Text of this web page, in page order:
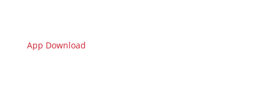
App Download